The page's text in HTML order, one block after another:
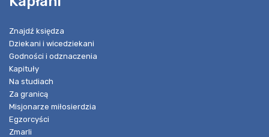
Znajdź księdza
Dziekani i wicedziekani
Godności i odznaczenia
Kapituły
Na studiach
Za granicą
Misjonarze miłosierdzia
Egzorcyści
Zmarli